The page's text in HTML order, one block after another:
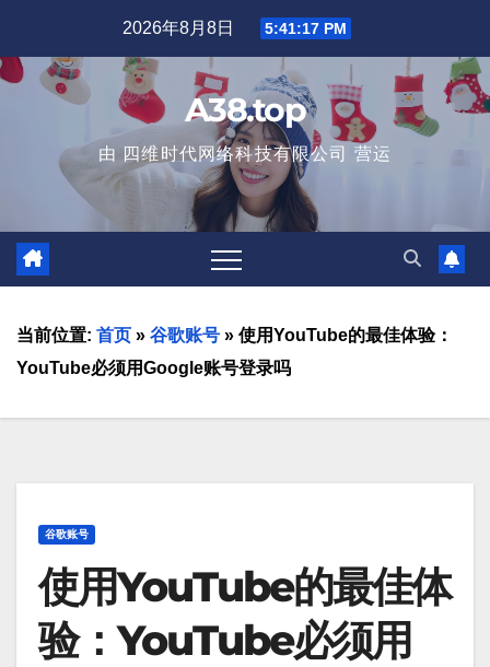
2026年8月8日 5:41:19 PM
A38.top
由 四维时代网络科技有限公司 营运
当前位置: 首页 » 谷歌账号 » 使用YouTube的最佳体验：
YouTube必须用Google账号登录吗
谷歌账号
使用YouTube的最佳体
验：YouTube必须用